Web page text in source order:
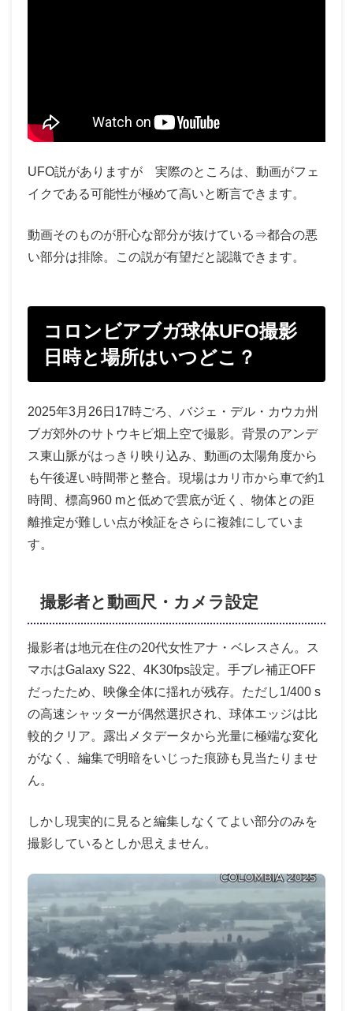
UFO説がありますが 実際のところは、動画がフェ
イクである可能性が極めて高いと断言できます。
動画そのものが肝心な部分が抜けている⇒都合の悪
い部分は排除。この説が有望だと認識できます。
コロンビアブガ球体UFO撮影
日時と場所はいつどこ？
2025年3月26日17時ごろ、バジェ・デル・カウカ州
ブガ郊外のサトウキビ畑上空で撮影。背景のアンデ
ス東山脈がはっきり映り込み、動画の太陽角度から
も午後遅い時間帯と整合。現場はカリ市から車で約1
時間、標高960 mと低めで雲底が近く、物体との距
離推定が難しい点が検証をさらに複雑にしていま
す。
撮影者と動画尺・カメラ設定
撮影者は地元在住の20代女性アナ・ベレスさん。ス
マホはGalaxy S22、4K30fps設定。手ブレ補正OFF
だったため、映像全体に揺れが残存。ただし1/400 s
の高速シャッターが偶然選択され、球体エッジは比
較的クリア。露出メタデータから光量に極端な変化
がなく、編集で明暗をいじった痕跡も見当たりませ
ん。
しかし現実的に見ると編集しなくてよい部分のみを
撮影しているとしか思えません。